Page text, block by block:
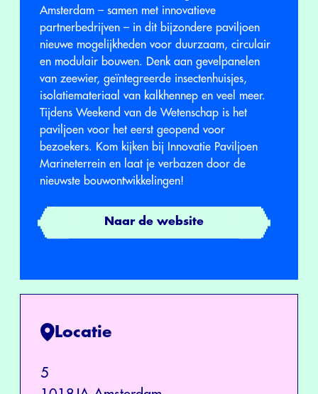
Amsterdam – samen met innovatieve
partnerbedrijven – in dit bijzondere paviljoen
nieuwe mogelijkheden voor duurzaam, circulair
en modulair bouwen. Denk aan gevelpanelen
van zeewier, geïntegreerde insectenhuisjes,
isolatiemateriaal van kalkhennep en veel meer.
Tijdens Weekend van de Wetenschap is het
paviljoen voor het eerst geopend voor
bezoekers. Kom kijken bij Innovatie Paviljoen
Marineterrein en laat je verbazen door de
nieuwste bouwontwikkelingen!
Naar de website
Locatie
5